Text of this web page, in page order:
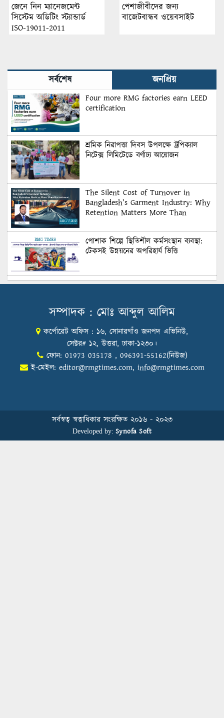
জেনে নিন ম্যানেজমেন্ট
সিস্টেম অডিটিং স্ট্যান্ডার্ড
ISO-19011-2011
পেশাজীবীদের জন্য
বাজেটবান্ধব ওয়েবসাইট
সর্বশেষ জনপ্রিয়
Four more RMG factories earn LEED
certification
শ্রমিক নিরাপত্তা দিবস উপলক্ষে ট্রপিক্যাল
নিটেক্স লিমিটেডে বর্ণাঢ্য আয়োজন
The Silent Cost of Turnover in
Bangladesh’s Garment Industry: Why
Retention Matters More Than
পোশাক শিল্পে স্থিতিশীল কর্মসংস্থান ব্যবস্থা:
টেকসই উন্নয়নের অপরিহার্য ভিত্তি
শুল্কের দেয়াল ভাঙার সুযোগ: মার্কিন বাজারে
Honoring Excellence: Texstream
Fashion Ltd. Rewards Best Workers–
2026
বিডিআরএমজিপি এফএনএফ ফাউন্ডেশনের
সম্পাদক : মোঃ আব্দুল আলিম
কর্পোরেট অফিস : ১৬, সোনারগাঁও জনপদ এভিনিউ,
সেক্টর# ১২, উত্তরা, ঢাকা-১২৩০।
ফোন: 01973 035178 , 096391-55162(নিউজ)
ই-মেইল: editor@rmgtimes.com, info@rmgtimes.com
সর্বস্বত্ব স্বত্বাধিকার সংরক্ষিত ২০১৬ - ২০২৩
Developed by: Synofa Soft